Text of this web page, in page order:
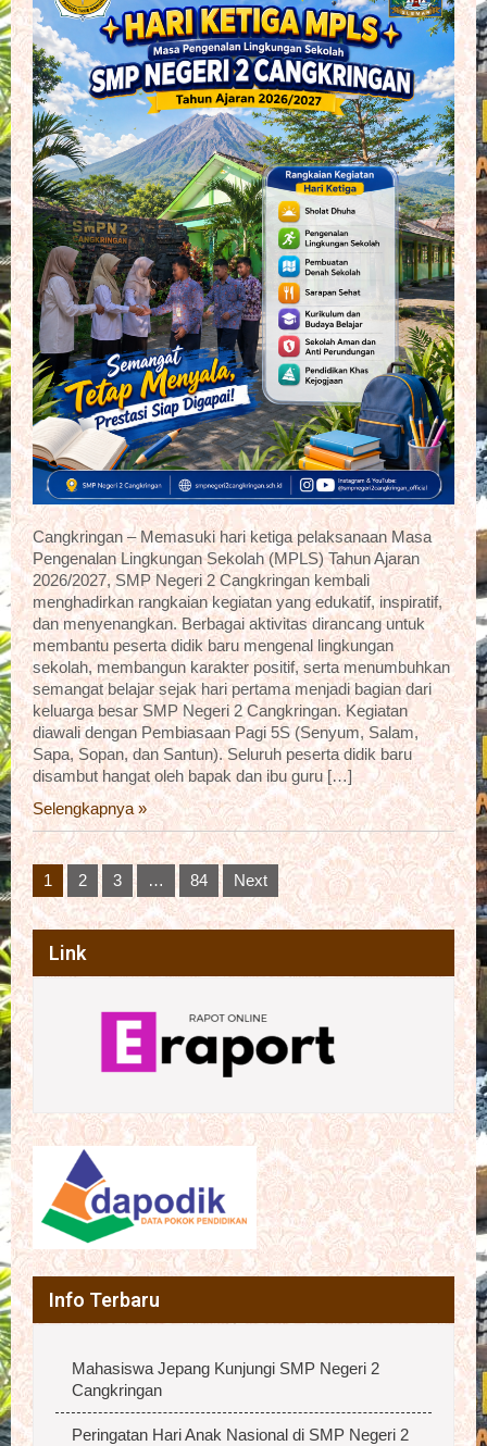
Cangkringan – Memasuki hari ketiga pelaksanaan Masa
Pengenalan Lingkungan Sekolah (MPLS) Tahun Ajaran
2026/2027, SMP Negeri 2 Cangkringan kembali
menghadirkan rangkaian kegiatan yang edukatif, inspiratif,
dan menyenangkan. Berbagai aktivitas dirancang untuk
membantu peserta didik baru mengenal lingkungan
sekolah, membangun karakter positif, serta menumbuhkan
semangat belajar sejak hari pertama menjadi bagian dari
keluarga besar SMP Negeri 2 Cangkringan. Kegiatan
diawali dengan Pembiasaan Pagi 5S (Senyum, Salam,
Sapa, Sopan, dan Santun). Seluruh peserta didik baru
disambut hangat oleh bapak dan ibu guru […]
Selengkapnya »
Posts
pagination
1 2 3 … 84 Next
Link
Info Terbaru
Mahasiswa Jepang Kunjungi SMP Negeri 2
Cangkringan
Peringatan Hari Anak Nasional di SMP Negeri 2